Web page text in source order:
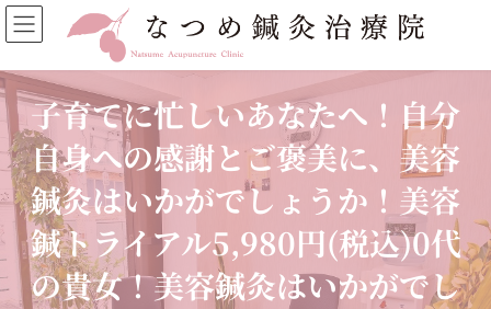
コ
ン
ン
ツ
へ
ス
キ
ッ
プ
ナ
ビ
ー
シ
ョ
ン
に
移
動
子育てに忙しいあなたへ！自分
自身への感謝とご褒美に、美容
鍼灸はいかがでしょうか！美容
鍼トライアル5,980円(税込)0代
の貴女！美容鍼灸はいかがでし